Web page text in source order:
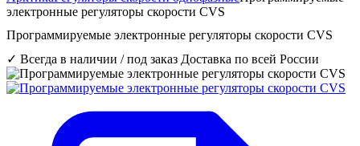
электронные регуляторы скорости CVS
Программируемые электронные регуляторы скорости CVS
✓ Всегда в наличии / под заказ Доставка по всей России